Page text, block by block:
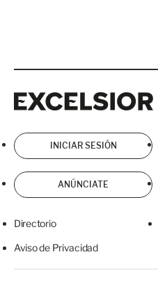
INICIAR SESIÓN
ANÚNCIATE
Directorio
Aviso de Privacidad